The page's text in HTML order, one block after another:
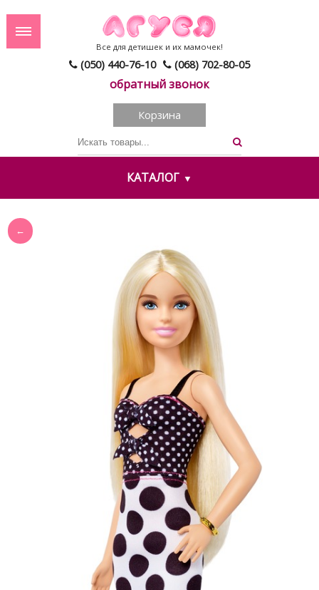
(050) 440-76-10 (068) 702-80-05
обратный звонок
Все для детишек и их мамочек!
Корзина
КАТАЛОГ